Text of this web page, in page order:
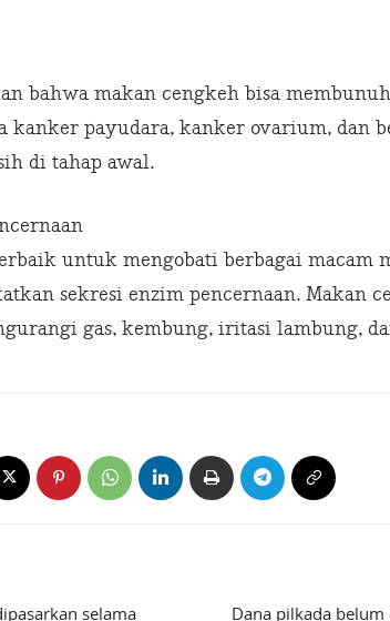
bahwa makan cengkeh bisa
kanker payudara, kanker ovarium, dan
di tahap awal.
untuk mengobati berbagai macam
sekresi enzim pencernaan. Makan
gas, kembung, iritasi lambung,
selama Dana pilkada